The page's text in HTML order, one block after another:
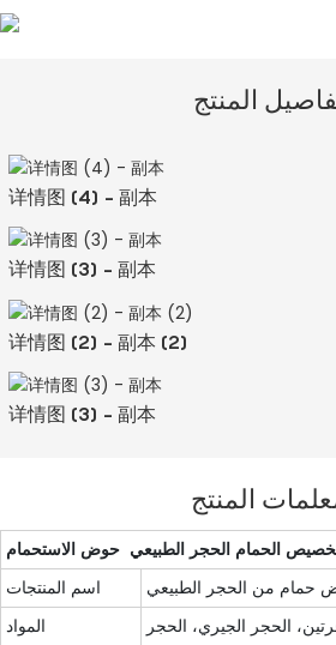
المنتج
详情图 (4) - 副本
详情图 (3) - 副本
详情图 (2) - 副本 (2)
详情图 (3) - 副本
المنتج
الحمام الحجر الطبيعي حوض الاستحمام
اسم المنتجات
حمام من الحجر الطبيعي
المواد
الحجر الجيري، الحجر